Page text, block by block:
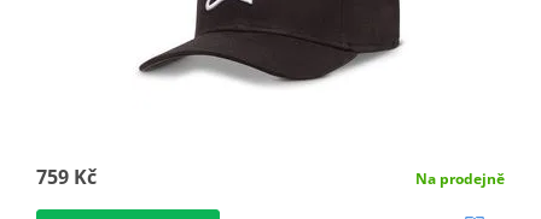
759 Kč Na prodejně